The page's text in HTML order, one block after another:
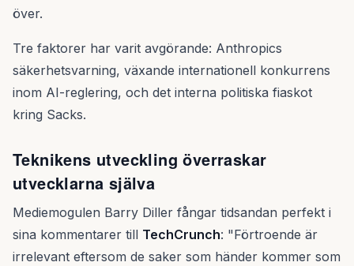
över.
Tre faktorer har varit avgörande: Anthropics
säkerhetsvarning, växande internationell konkurrens
inom AI-reglering, och det interna politiska fiaskot
kring Sacks.
Teknikens utveckling överraskar
utvecklarna själva
Mediemogulen Barry Diller fångar tidsandan perfekt i
sina kommentarer till TechCrunch: "Förtroende är
irrelevant eftersom de saker som händer kommer som